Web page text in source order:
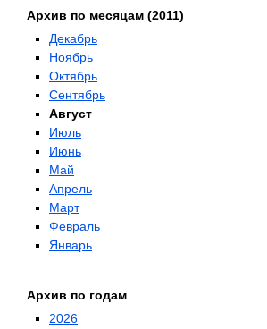
Архив по месяцам (2011)
Декабрь
Ноябрь
Октябрь
Сентябрь
Август
Июль
Июнь
Май
Апрель
Март
Февраль
Январь
Архив по годам
2026